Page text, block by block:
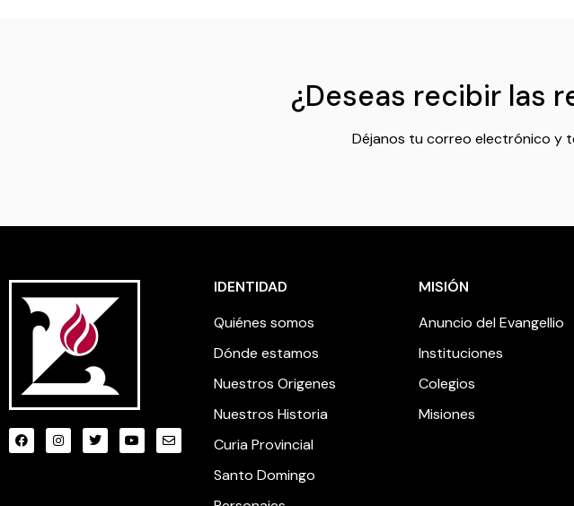
¿Deseas recibir las
Déjanos tu correo electrónico y
IDENTIDAD
Quiénes somos
Dónde estamos
Nuestros Origenes
Nuestros Historia
Curia Provincial
Santo Domingo
MISIÓN
Anuncio del Evangellio
Instituciones
Colegios
Misiones